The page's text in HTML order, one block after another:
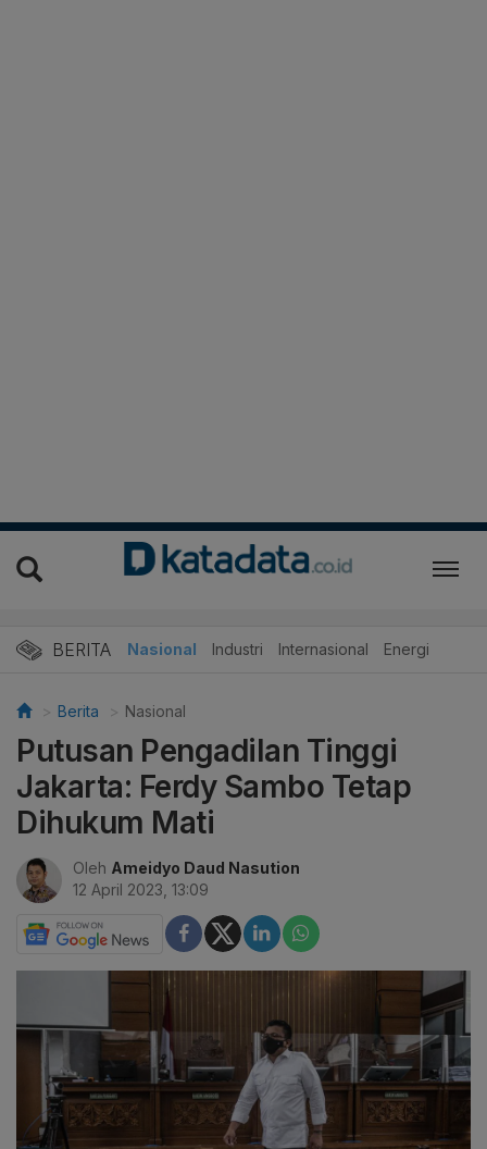
BERITA Nasional Industri Internasional Energi
Berita Nasional
Putusan Pengadilan Tinggi
Jakarta: Ferdy Sambo Tetap
Dihukum Mati
Oleh Ameidyo Daud Nasution
12 April 2023, 13:09